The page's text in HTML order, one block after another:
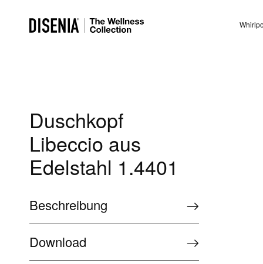
Duschkopf
Libeccio aus
Edelstahl 1.4401
Beschreibung
Download